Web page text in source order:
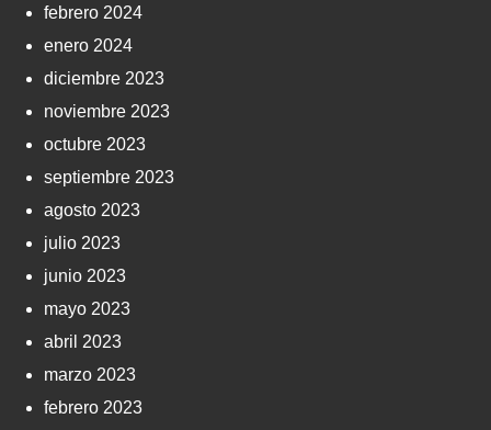
febrero 2024
enero 2024
diciembre 2023
noviembre 2023
octubre 2023
septiembre 2023
agosto 2023
julio 2023
junio 2023
mayo 2023
abril 2023
marzo 2023
febrero 2023